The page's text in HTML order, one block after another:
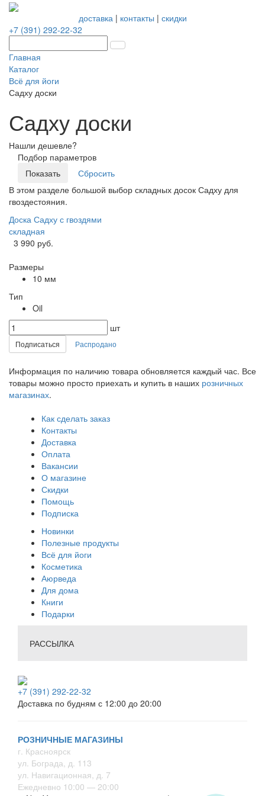
доставка| контакты | скидки
+7 (391) 292-22-32
Главная
Каталог
Всё для йоги
Садху доски
Садху доски
Нашли дешевле?
Подбор параметров
В этом разделе большой выбор складных досок Садху для
гвоздестояния.
Доска Садху с гвоздями
складная
3 990 руб.
Размеры
10 мм
Тип
Oil
шт
Подписаться Распродано
Информация по наличию товара обновляется каждый час. Все
товары можно просто приехать и купить в наших розничных
магазинах.
Как сделать заказ
Контакты
Доставка
Оплата
Вакансии
О магазине
Скидки
Помощь
Подписка
Новинки
Полезные продукты
Всё для йоги
Косметика
Аюрведа
Для дома
Книги
Подарки
РАССЫЛКА
+7 (391) 292-22-32
Доставка по будням с 12:00 до 20:00
РОЗНИЧНЫЕ МАГАЗИНЫ
г. Красноярск
ул. Бограда, д. 113
ул. Навигационная, д. 7
Ежедневно 10:00 — 20:00